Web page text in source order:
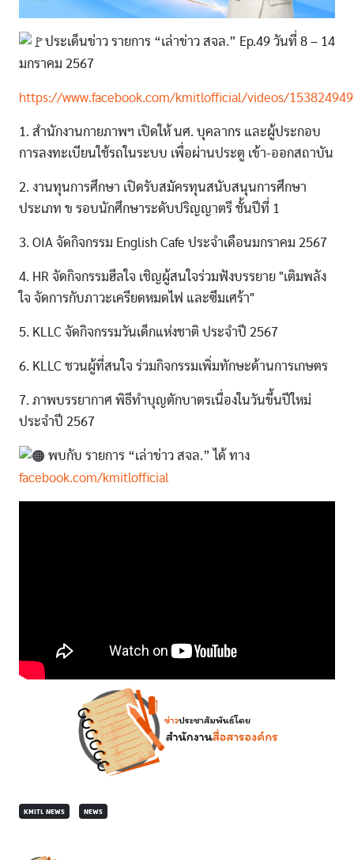
ประเด็นข่าว รายการ “เล่าข่าว สจล.” Ep.49 วันที่ 8 – 14
มกราคม 2567
https://www.facebook.com/kmitlofficial/videos/
1. สำนักงานกายภาพฯ เปิดให้ นศ. บุคลากร และผู้ประกอบ
การลงทะเบียนใช้รถในระบบ เพื่อผ่านประตู เข้า-ออกสถาบัน
2. งานทุนการศึกษา เปิดรับสมัครทุนสนับสนุนการศึกษา
ประเภท ข รอบนักศึกษาระดับปริญญาตรี ชั้นปีที่ 1
3. OIA จัดกิจกรรม English Cafe ประจำเดือนมกราคม 2567
4. HR จัดกิจกรรมฮีลใจ เชิญผู้สนใจร่วมฟังบรรยาย "เติมพลัง
ใจ จัดการกับภาวะเครียดหมดไฟ และซึมเศร้า"
5. KLLC จัดกิจกรรมวันเด็กแห่งชาติ ประจำปี 2567
6. KLLC ชวนผู้ที่สนใจ ร่วมกิจกรรมเพิ่มทักษะด้านการเกษตร
7. ภาพบรรยากาศ พิธีทำบุญตักบาตรเนื่องในวันขึ้นปีใหม่
ประจำปี 2567
พบกับ รายการ “เล่าข่าว สจล.” ได้ ทาง
facebook.com/kmitlofficial
KMITL NEWS NEWS